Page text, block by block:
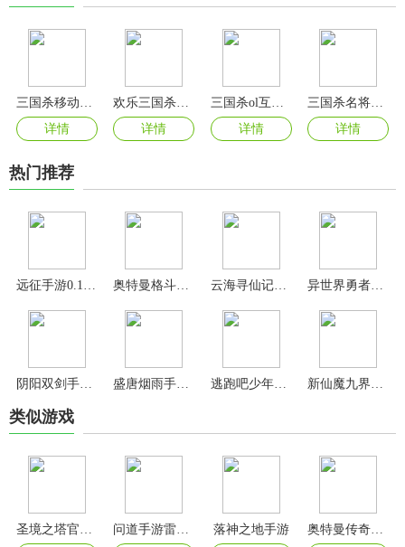
详情
详情
详情
详情
热门推荐
云海寻仙记仙侠手游
阴阳双剑手游官方正版 逃跑吧少年无限钻石版
类似游戏
落神之地手游